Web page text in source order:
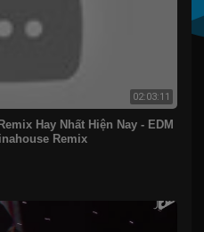
02:03:11
Hay Nhất Hiện Nay - EDM
Remix